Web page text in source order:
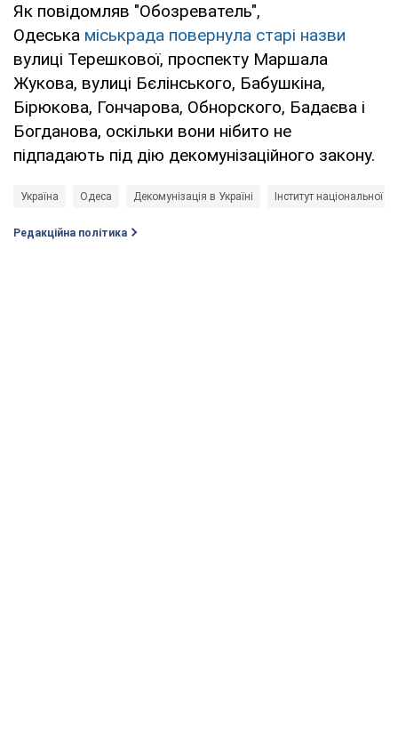
Як повідомляв "Обозреватель",
Одеська міськрада повернула старі назви
вулиці Терешкової, проспекту Маршала
Жукова, вулиці Бєлінського, Бабушкіна,
Бірюкова, Гончарова, Обнорского, Бадаєва і
Богданова, оскільки вони нібито не
підпадають під дію декомунізаційного закону.
Україна Одеса Декомунізація в Україні Інститут національної
Редакційна політика